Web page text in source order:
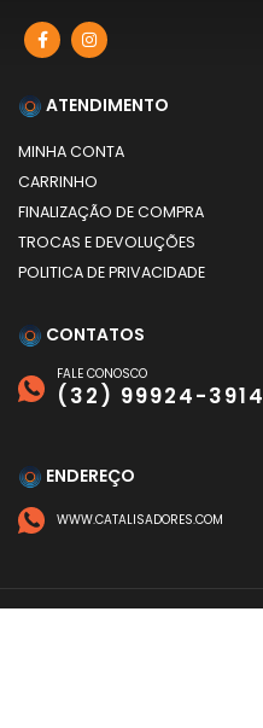
ATENDIMENTO
MINHA CONTA
CARRINHO
FINALIZAÇÃO DE COMPRA
TROCAS E DEVOLUÇÕES
POLITICA DE PRIVACIDADE
CONTATOS
FALE CONOSCO
(32) 99924-3914
ENDEREÇO
WWW.CATALISADORES.COM